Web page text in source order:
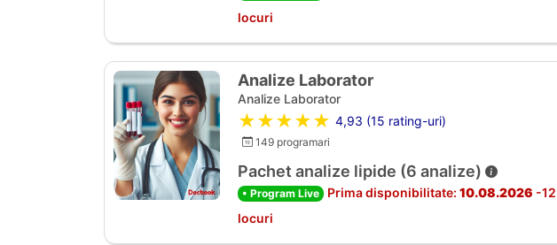
locuri
Analize Laborator
Analize Laborator
★★★★★ 4,93 (15 rating-uri)
149 programari
Pachet analize lipide (6 analize)
• Program Live Prima disponibilitate: 10.08.2026 -12
locuri